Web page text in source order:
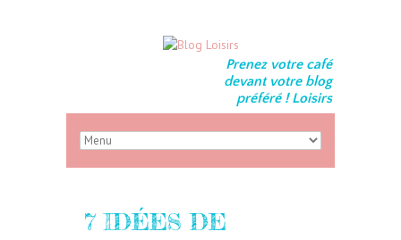
Prenez votre café
devant votre blog
préféré ! Loisirs
7 IDÉES DE